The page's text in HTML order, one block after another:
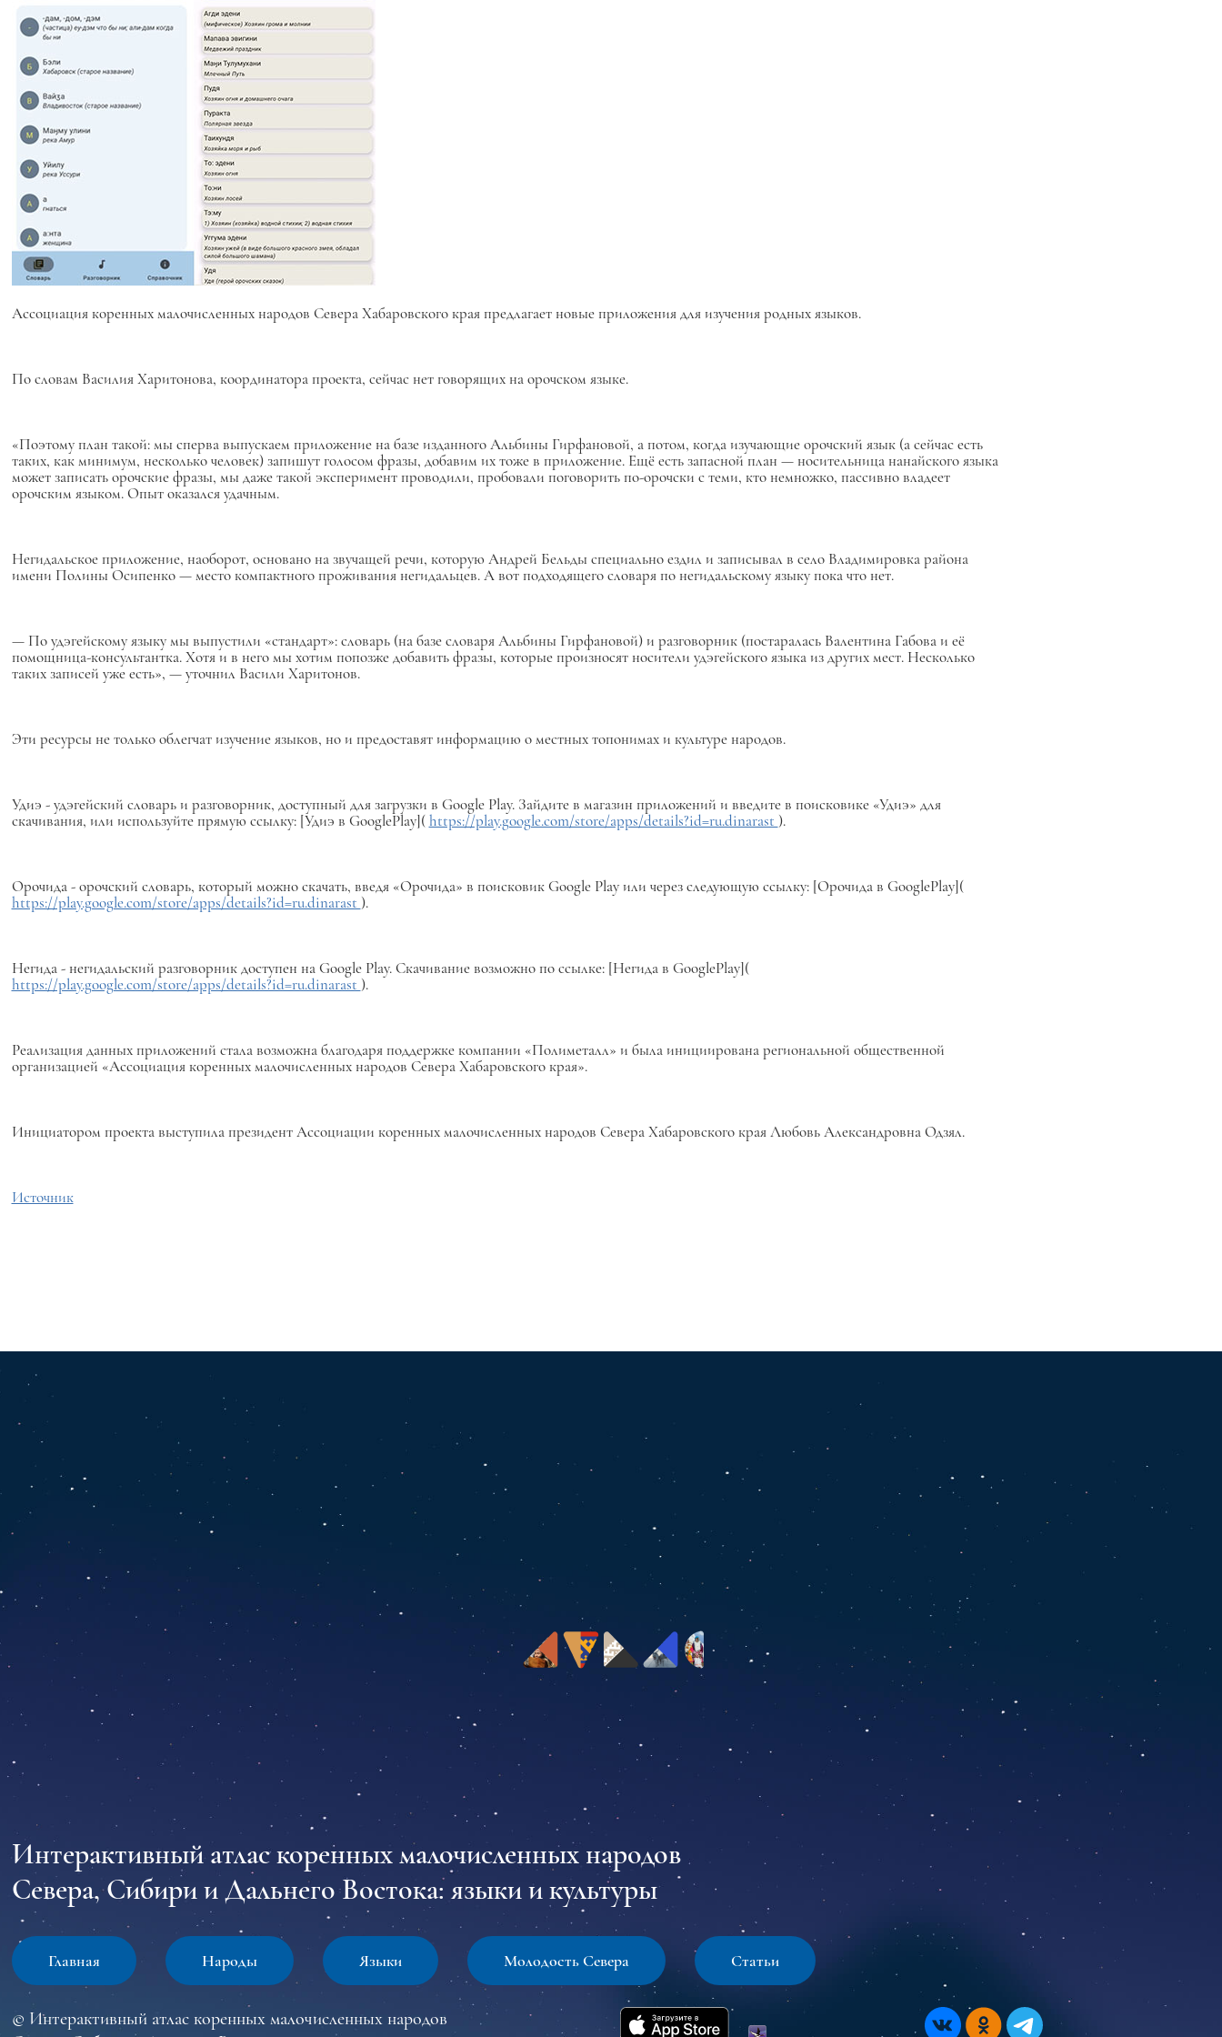
Ассоциация коренных малочисленных народов Севера Хабаровского края предлагает новые приложения для изучения родных языков.
По словам Василия Харитонова, координатора проекта, сейчас нет говорящих на орочском языке.
«Поэтому план такой: мы сперва выпускаем приложение на базе изданного Альбины Гирфановой, а потом, когда изучающие орочский язык (а сейчас есть
таких, как минимум, несколько человек) запишут голосом фразы, добавим их тоже в приложение. Ещё есть запасной план — носительница нанайского языка
может записать орочские фразы, мы даже такой эксперимент проводили, пробовали поговорить по-орочски с теми, кто немножко, пассивно владеет
орочским языком. Опыт оказался удачным.
Негидальское приложение, наоборот, основано на звучащей речи, которую Андрей Бельды специально ездил и записывал в село Владимировка района
имени Полины Осипенко — место компактного проживания негидальцев. А вот подходящего словаря по негидальскому языку пока что нет.
— По удэгейскому языку мы выпустили «стандарт»: словарь (на базе словаря Альбины Гирфановой) и разговорник (постаралась Валентина Габова и её
помощница-консультантка. Хотя и в него мы хотим попозже добавить фразы, которые произносят носители удэгейского языка из других мест. Несколько
таких записей уже есть», — уточнил Васили Харитонов.
Эти ресурсы не только облегчат изучение языков, но и предоставят информацию о местных топонимах и культуре народов.
Удиэ - удэгейский словарь и разговорник, доступный для загрузки в Google Play. Зайдите в магазин приложений и введите в поисковике «Удиэ» для
скачивания, или используйте прямую ссылку: [Удиэ в GooglePlay](https://play.google.com/store/apps/details?id=ru.dinarast ).
Орочида - орочский словарь, который можно скачать, введя «Орочида» в поисковик Google Play или через следующую ссылку: [Орочида в GooglePlay](
https://play.google.com/store/apps/details?id=ru.dinarast ).
Негида - негидальский разговорник доступен на Google Play. Скачивание возможно по ссылке: [Негида в GooglePlay](
https://play.google.com/store/apps/details?id=ru.dinarast ).
Реализация данных приложений стала возможна благодаря поддержке компании «Полиметалл» и была инициирована региональной общественной
организацией «Ассоциация коренных малочисленных народов Севера Хабаровского края».
Инициатором проекта выступила президент Ассоциации коренных малочисленных народов Севера Хабаровского края Любовь Александровна Одзял.
Источник
Интерактивный атлас коренных малочисленных народов
Севера, Сибири и Дальнего Востока: языки и культуры
Главная Народы Языки Молодость Севера Статьи
© Интерактивный атлас коренных малочисленных народов